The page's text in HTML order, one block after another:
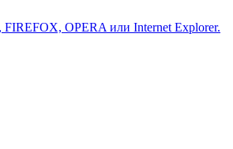
FIREFOX, OPERA или Internet Explorer.